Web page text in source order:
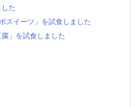
た
スイーツ」を試食しました
」を試食しました